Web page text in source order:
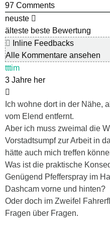
97 Comments
neuste
älteste beste Bewertung
Inline Feedbacks
Alle Kommentare ansehen
tttim
3 Jahre her
Ich wohne dort in der Nähe,
vom Elend entfernt.
Aber ich muss zweimal die
Vorstadtsumpf zur Arbeit in
hätte auch mich treffen
Was ist die praktische
Genügend Pfefferspray im
Dashcam vorne und hinten?
Oder doch im Zweifel
Fragen über Fragen.